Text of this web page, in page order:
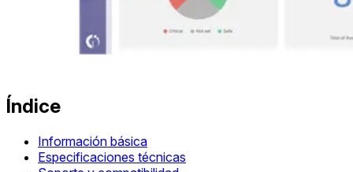
Índice
Información básica
Especificaciones técnicas